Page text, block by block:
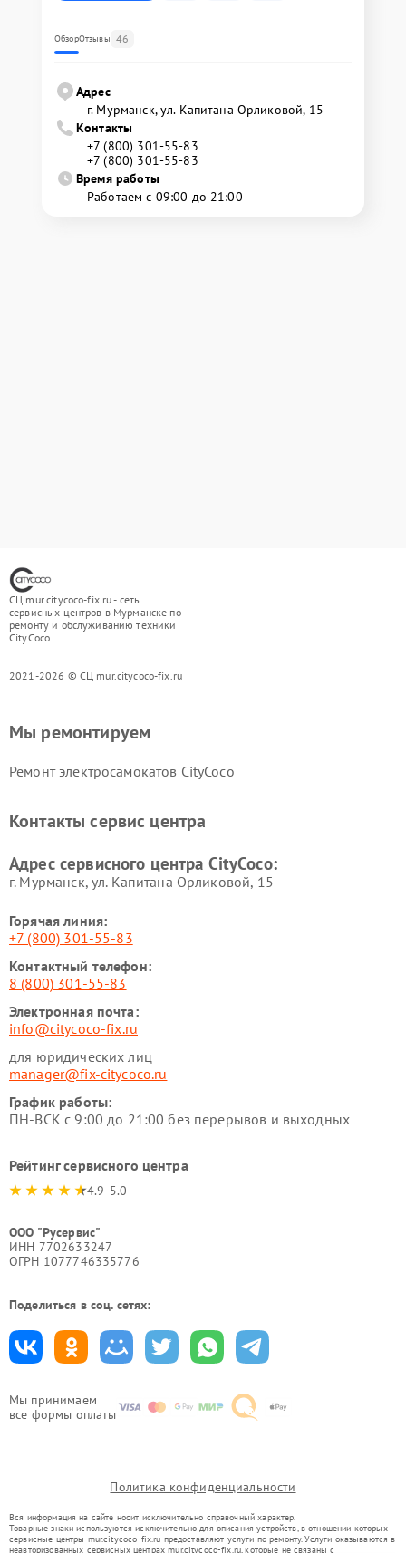
ОбзорОтзывы 46
Адрес
г. Мурманск, ул. Капитана Орликовой, 15
Контакты
+7 (800) 301-55-83
+7 (800) 301-55-83
Время работы
Работаем с 09:00 до 21:00
СЦ mur.citycoco-fix.ru - сеть
сервисных центров в Мурманске по
ремонту и обслуживанию техники
CityCoco
2021-2026 © СЦ mur.citycoco-fix.ru
Мы принимаем
все формы оплаты
Мы ремонтируем
Ремонт электросамокатов CityCoco
Контакты сервис центра
Адрес сервисного центра CityCoco:
г. Мурманск, ул. Капитана Орликовой, 15
Горячая линия:
+7 (800) 301-55-83
Контактный телефон:
8 (800) 301-55-83
Электронная почта:
info@citycoco-fix.ru
для юридических лиц
manager@fix-citycoco.ru
График работы:
ПН-ВСК с 9:00 до 21:00 без перерывов и выходных
Рейтинг сервисного центра
4.9-5.0
ООО "Русервис"
ИНН 7702633247
ОГРН 1077746335776
Поделиться в соц. сетях:
Политика конфиденциальности
Вся информация на сайте носит исключительно справочный характер.
Товарные знаки используются исключительно для описания устройств, в отношении которых
сервисные центры mur.citycoco-fix.ru предоставляют услуги по ремонту. Услуги оказываются в
неавторизованных сервисных центрах mur.citycoco-fix.ru, которые не связаны с